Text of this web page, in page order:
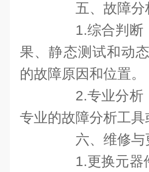
五、故障分
1.综合判断：
果、静态测试和动
的故障原因和位置。
2.专业分析：
专业的故障分析工
六、维修与
1.更换元器件